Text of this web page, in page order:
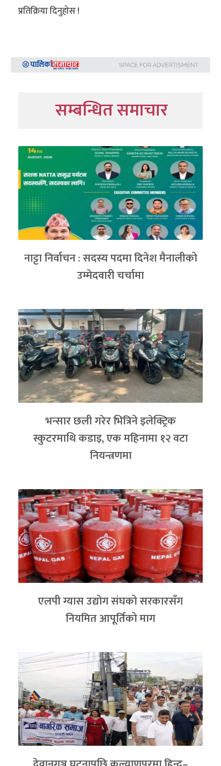
प्रतिक्रिया दिनुहोस !
सम्बन्धित समाचार
नाट्टा निर्वाचन : सदस्य पदमा दिनेश मैनालीको
उम्मेदवारी चर्चामा
भन्सार छली गरेर भित्रिने इलेक्ट्रिक
स्कुटरमाथि कडाइ, एक महिनामा १२ वटा
नियन्त्रणमा
एलपी ग्यास उद्योग संघको सरकारसँग
नियमित आपूर्तिको माग